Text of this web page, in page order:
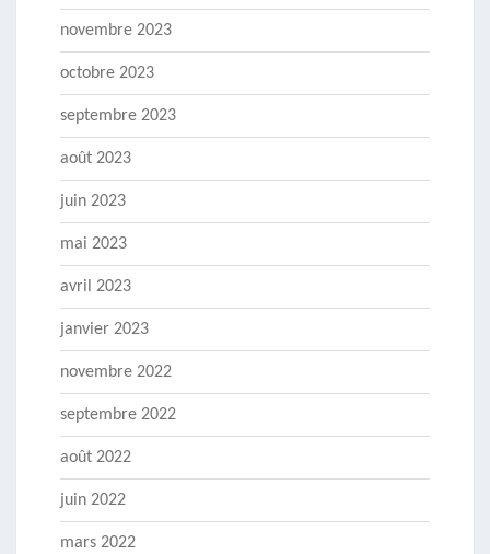
novembre 2023
octobre 2023
septembre 2023
août 2023
juin 2023
mai 2023
avril 2023
janvier 2023
novembre 2022
septembre 2022
août 2022
juin 2022
mars 2022